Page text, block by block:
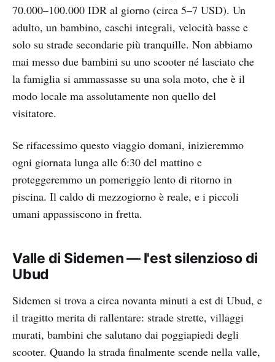
70.000–100.000 IDR al giorno (circa 5–7 USD). Un
adulto, un bambino, caschi integrali, velocità basse e
solo su strade secondarie più tranquille. Non abbiamo
mai messo due bambini su uno scooter né lasciato che
la famiglia si ammassasse su una sola moto, che è il
modo locale ma assolutamente non quello del
visitatore.
Se rifacessimo questo viaggio domani, inizieremmo
ogni giornata lunga alle 6:30 del mattino e
proteggeremmo un pomeriggio lento di ritorno in
piscina. Il caldo di mezzogiorno è reale, e i piccoli
umani appassiscono in fretta.
Valle di Sidemen — l'est silenzioso di
Ubud
Sidemen si trova a circa novanta minuti a est di Ubud, e
il tragitto merita di rallentare: strade strette, villaggi
murati, bambini che salutano dai poggiapiedi degli
scooter. Quando la strada finalmente scende nella valle,